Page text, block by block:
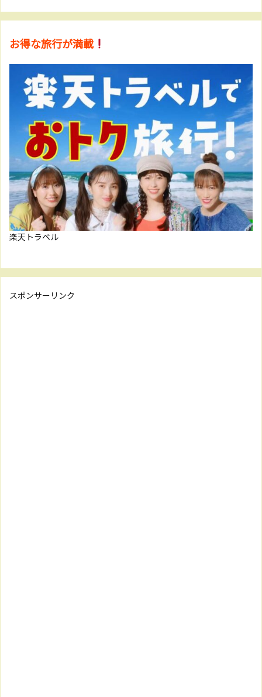
お得な旅行が満載
楽天トラベル
スポンサーリンク